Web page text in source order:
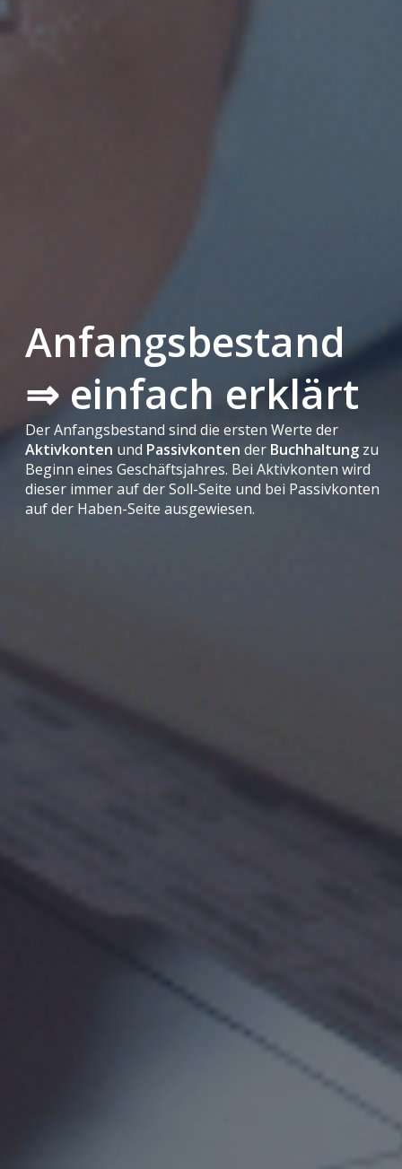
Anfangsbestand
⇒ einfach erklärt
Der Anfangsbestand sind die ersten Werte der
Aktivkonten und Passivkonten der Buchhaltung zu
Beginn eines Geschäftsjahres. Bei Aktivkonten wird
dieser immer auf der Soll-Seite und bei Passivkonten
auf der Haben-Seite ausgewiesen.